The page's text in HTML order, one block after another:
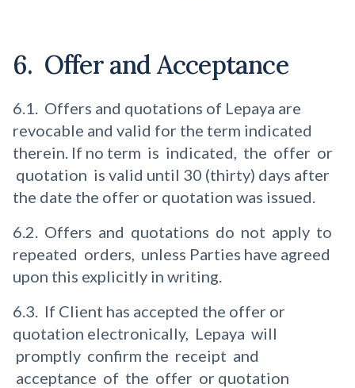
6. Offer and Acceptance
6.1. Offers and quotations of Lepaya are
revocable and valid for the term indicated
therein. If no term is indicated, the offer or
quotation is valid until 30 (thirty) days after
the date the offer or quotation was issued.
6.2. Offers and quotations do not apply to
repeated orders, unless Parties have agreed
upon this explicitly in writing.
6.3. If Client has accepted the offer or
quotation electronically, Lepaya will
promptly confirm the receipt and
acceptance of the offer or quotation